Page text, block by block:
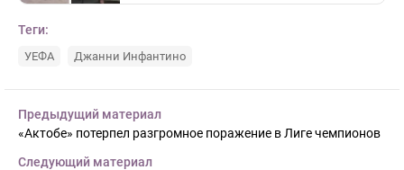
Теги:
УЕФА Джанни Инфантино
Предыдущий материал
«Актобе» потерпел разгромное поражение в Лиге чемпионов
Следующий материал